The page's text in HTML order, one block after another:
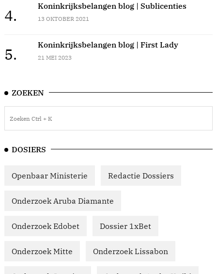
4.
Koninkrijksbelangen blog | Sublicenties
13 OKTOBER 2021
5.
Koninkrijksbelangen blog | First Lady
21 MEI 2023
ZOEKEN
DOSIERS
Openbaar Ministerie Redactie Dossiers
Onderzoek Aruba Diamante
Onderzoek Edobet Dossier 1xBet
Onderzoek Mitte Onderzoek Lissabon